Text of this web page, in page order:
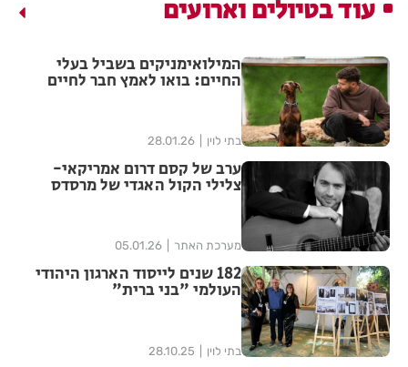
עוד בטיולים וארועים
המילואימניקים בשביל בעלי
החיים: בואו לאמץ חבר לחיים
בתי לוין 28.01.26
ערב של קסם דרום אמריקאי-
צלילי הקול האגדי של מרסדס
מערכת האתר 05.01.26
182 שנים לייסוד הארגון היהודי
העולמי "בני ברית"
בתי לוין 28.10.25